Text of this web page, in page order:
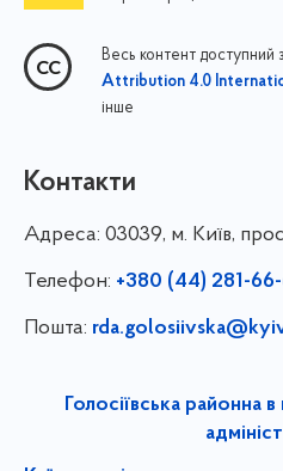
Весь контент доступний
Attribution 4.0
інше
Контакти
Адреса: 03039, м. Київ,
Телефон: +380 (44) 281-
Пошта:
Голосіївська районна